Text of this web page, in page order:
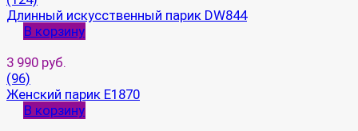
Длинный искусственный парик DW844
В корзину
3 990 руб.
(96)
Женский парик E1870
В корзину